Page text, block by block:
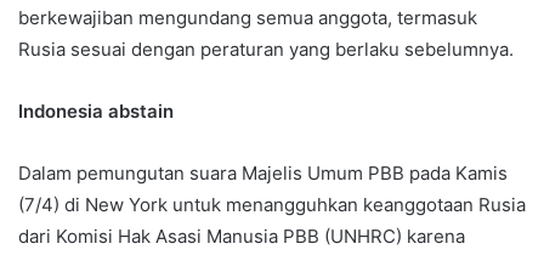
berkewajiban mengundang semua anggota, termasuk
Rusia sesuai dengan peraturan yang berlaku sebelumnya.
Indonesia abstain
Dalam pemungutan suara Majelis Umum PBB pada Kamis
(7/4) di New York untuk menangguhkan keanggotaan Rusia
dari Komisi Hak Asasi Manusia PBB (UNHRC) karena